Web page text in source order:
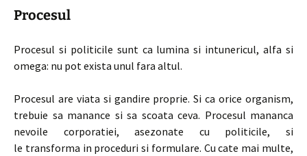
Procesul
Procesul si politicile sunt ca lumina si intunericul, alfa si
omega: nu pot exista unul fara altul.
Procesul are viata si gandire proprie. Si ca orice organism,
trebuie sa manance si sa scoata ceva. Procesul mananca
nevoile corporatiei, asezonate cu politicile, si
le transforma in proceduri si formulare. Cu cate mai multe,